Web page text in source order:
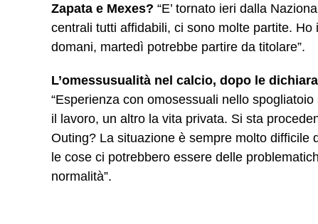
Zapata e Mexes? “E’ tornato ieri dalla
centrali tutti affidabili, ci sono molte partite.
domani, martedì potrebbe partire da titolare”.
L’omessusualità nel calcio, dopo le
“Esperienza con omosessuali nello
il lavoro, un altro la vita privata. Si sta
Outing? La situazione è sempre molto
le cose ci potrebbero essere delle
normalità”.